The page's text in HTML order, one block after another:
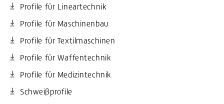
Profile für Lineartechnik
Profile für Maschinenbau
Profile für Textilmaschinen
Profile für Waffentechnik
Profile für Medizintechnik
Schweißprofile